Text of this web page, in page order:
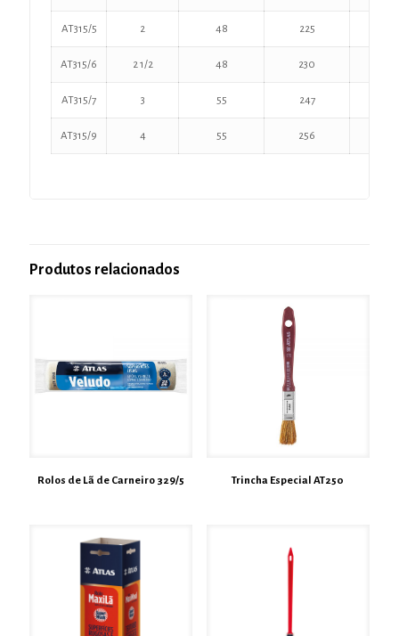
AT315/5 2 48 225
AT315/6 2 1/2 48 230
AT315/7 3 55 247
AT315/9 4 55 256
Produtos relacionados
Rolos de Lã de Carneiro 329/5 Trincha Especial AT250